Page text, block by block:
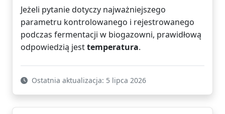
Jeżeli pytanie dotyczy najważniejszego
parametru kontrolowanego i rejestrowanego
podczas fermentacji w biogazowni, prawidłową
odpowiedzią jesttemperatura.
Ostatnia aktualizacja: 5 lipca 2026